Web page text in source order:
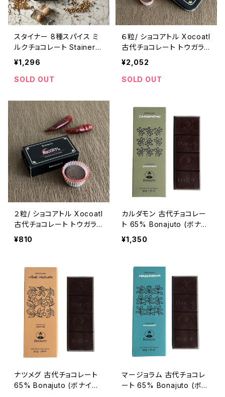
スタイナー 8種スパイス ミ
ルクチョコレート Stainer
チャイ 【カルダモン/シナモ
ン/コリアンダー/スターアニ
ス/ナツメグ/クローブ/キャ
¥1,296
SOLD OUT
６粒/ ショコアトル Xocoatl
古代チョコレート トウガラ
シ入り Bonajuto ボナイユ
ート
¥2,052
SOLD OUT
２粒/ ショコアトル Xocoatl
古代チョコレート トウガラ
シ入り Bonajuto ボナイユ
¥810
カルダモン 古代チョコレー
ト 65% Bonajuto (ボナイ
ユート) タブレット50g 【シ
チリア】
¥1,350
ナツメグ 古代チョコレート
65% Bonajuto (ボナイユ
マージョラム 古代チョコレ
ート 65% Bonajuto (ボナ